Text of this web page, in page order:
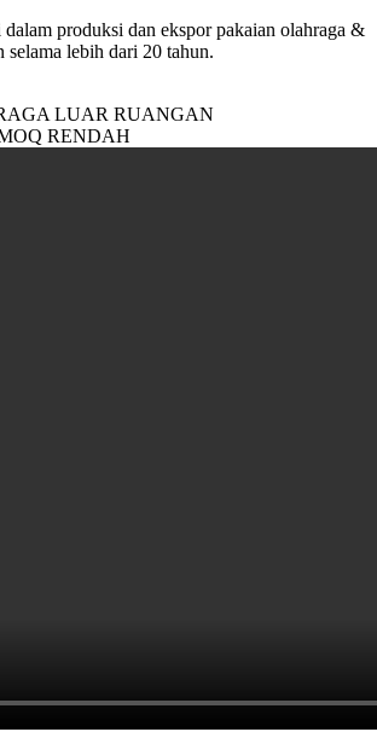
produksi dan ekspor pakaian olahraga &
selama lebih dari 20 tahun.
LUAR RUANGAN
RENDAH